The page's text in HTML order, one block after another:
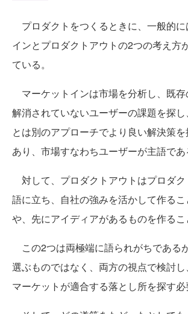
プロダクトをつくるときに、一般的に
インとプロダクトアウトの2つの考え方
ている。
マーケットインは市場を分析し、既
解消されていないユーザーの課題を探
とは別のアプローチでより良い解決策
あり、市場すなわちユーザーが主語であ
対して、プロダクトアウトはプロダ
語に立ち、自社の強みを活かして作る
や、先にアイディアがあるものを作るこ
この2つは両極端に語られがちである
選ぶものではなく、両方の視点で検討
マーケットが適合する落とし所を探す必